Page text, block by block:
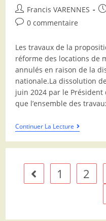
Francis VARENNES
0 commentaire
Les travaux de la
réforme des locations de
annulés en raison de la
nationale.La dissolution
juin 2024 par le
que l’ensemble des
Continuer La Lecture
1 2